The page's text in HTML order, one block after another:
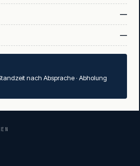
—
—
nach Absprache · Abholung